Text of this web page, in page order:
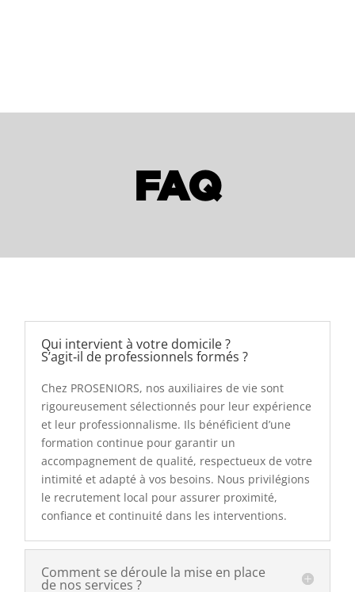
FAQ
Qui intervient à votre domicile ?
S’agit‑il de professionnels formés ?
Chez PROSENIORS, nos auxiliaires de vie sont
rigoureusement sélectionnés pour leur expérience
et leur professionnalisme. Ils bénéficient d’une
formation continue pour garantir un
accompagnement de qualité, respectueux de votre
intimité et adapté à vos besoins. Nous privilégions
le recrutement local pour assurer proximité,
confiance et continuité dans les interventions.
Comment se déroule la mise en place
de nos services ?